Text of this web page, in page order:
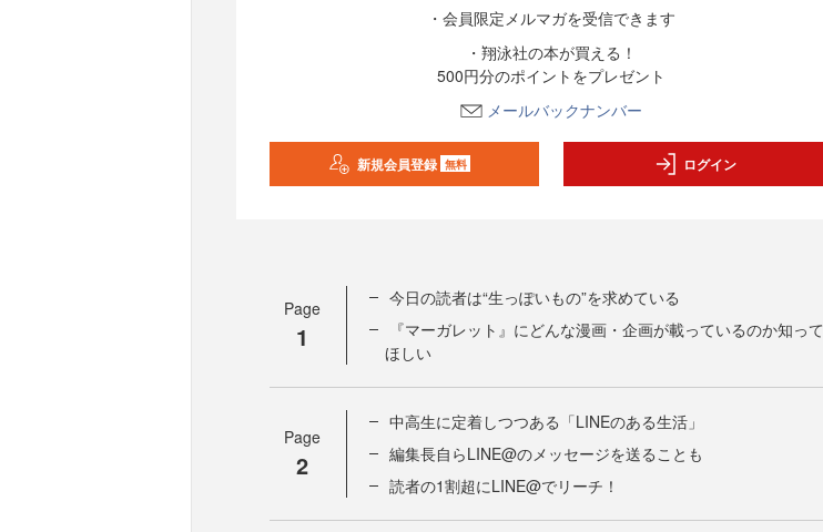
・会員限定メルマガを受信できます
・翔泳社の本が買える！
500円分のポイントをプレゼント
メールバックナンバー
新規会員登録 無料 ログイン
Page
1
今日の読者は“生っぽいもの”を求めている
『マーガレット』にどんな漫画・企画が載っているのか知って
ほしい
Page
2
中高生に定着しつつある「LINEのある生活」
編集長自らLINE@のメッセージを送ることも
読者の1割超にLINE@でリーチ！